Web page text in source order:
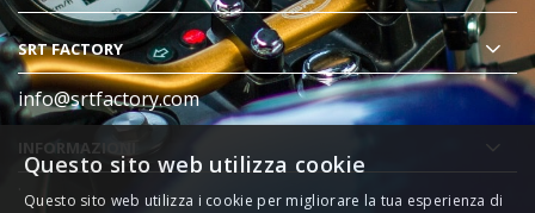
SRT FACTORY
info@srtfactory.com
INFORMAZIONI
Questo sito web utilizza cookie
Questo sito web utilizza i cookie per migliorare la tua esperienza di